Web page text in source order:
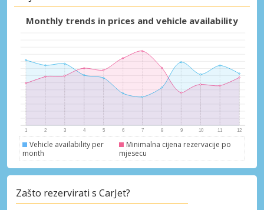
Monthly trends in prices and vehicle availability
Vehicle availability per
month
Minimalna cijena rezervacije po
mjesecu
Zašto rezervirati s CarJet?
Pristupite ekskluzivnim ponudama naših
dobavljača
Prijava putem eLinka